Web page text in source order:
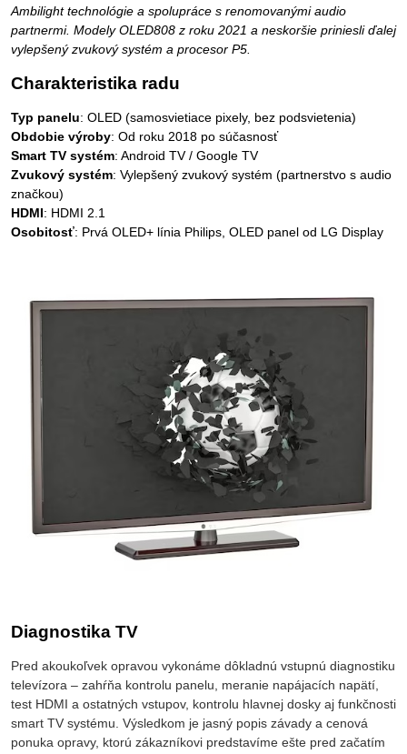
Ambilight technológie a spolupráce s renomovanými audio
partnermi. Modely OLED808 z roku 2021 a neskoršie priniesli ďalej
vylepšený zvukový systém a procesor P5.
Charakteristika radu
Typ panelu: OLED (samosvietiace pixely, bez podsvietenia)
Obdobie výroby: Od roku 2018 po súčasnosť
Smart TV systém: Android TV / Google TV
Zvukový systém: Vylepšený zvukový systém (partnerstvo s audio
značkou)
HDMI: HDMI 2.1
Osobitosť: Prvá OLED+ línia Philips, OLED panel od LG Display
Diagnostika TV
Pred akoukoľvek opravou vykonáme dôkladnú vstupnú diagnostiku
televízora – zahŕňa kontrolu panelu, meranie napájacích napätí,
test HDMI a ostatných vstupov, kontrolu hlavnej dosky aj funkčnosti
smart TV systému. Výsledkom je jasný popis závady a cenová
ponuka opravy, ktorú zákazníkovi predstavíme ešte pred začatím